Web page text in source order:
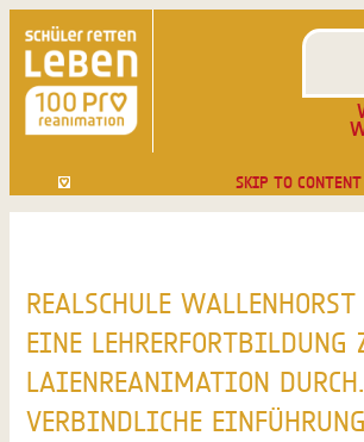
SKIP TO CONTENT
REALSCHULE
EINE LEHRERFORTBILDUNG
LAIENREANIMATION DURCH.
VERBINDLICHE